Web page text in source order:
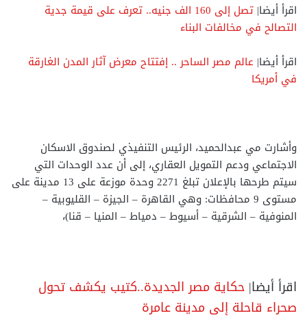
اقرأ أيضا|
تصل إلى 160 الف جنيه.. تعرف على قيمة جدية
التصالح في مخالفات البناء
اقرأ أيضا| عالم مصر الساحر .. إفتتاح معرض آثار المدن الغارقة
في أمريكا
وأشارت مي عبدالحميد، الرئيس التنفيذي لصندوق الاسكان
الاجتماعي ودعم التمويل العقاري، إلى أن عدد الوحدات التي
سيتم طرحها بالإعلان تبلغ 2271 وحدة موزعة على 13 مدينة على
مستوى 9 محافظات: وهي القاهرة – الجيزة – القليوبية –
المنوفية – الشرقية – أسيوط – دمياط – المنيا – قنا)،
اقرأ أيضا| حكاية مصر الجديدة..كتيب يكشف تحول
صحراء قاحلة إلى مدينة عامرة